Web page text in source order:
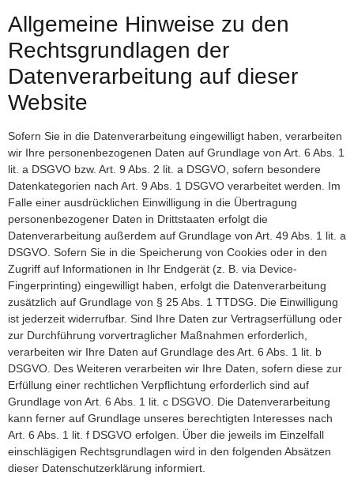
Allgemeine Hinweise zu den
Rechtsgrundlagen der
Datenverarbeitung auf dieser
Website
Sofern Sie in die Datenverarbeitung eingewilligt haben, verarbeiten
wir Ihre personenbezogenen Daten auf Grundlage von Art. 6 Abs. 1
lit. a DSGVO bzw. Art. 9 Abs. 2 lit. a DSGVO, sofern besondere
Datenkategorien nach Art. 9 Abs. 1 DSGVO verarbeitet werden. Im
Falle einer ausdrücklichen Einwilligung in die Übertragung
personenbezogener Daten in Drittstaaten erfolgt die
Datenverarbeitung außerdem auf Grundlage von Art. 49 Abs. 1 lit. a
DSGVO. Sofern Sie in die Speicherung von Cookies oder in den
Zugriff auf Informationen in Ihr Endgerät (z. B. via Device-
Fingerprinting) eingewilligt haben, erfolgt die Datenverarbeitung
zusätzlich auf Grundlage von § 25 Abs. 1 TTDSG. Die Einwilligung
ist jederzeit widerrufbar. Sind Ihre Daten zur Vertragserfüllung oder
zur Durchführung vorvertraglicher Maßnahmen erforderlich,
verarbeiten wir Ihre Daten auf Grundlage des Art. 6 Abs. 1 lit. b
DSGVO. Des Weiteren verarbeiten wir Ihre Daten, sofern diese zur
Erfüllung einer rechtlichen Verpflichtung erforderlich sind auf
Grundlage von Art. 6 Abs. 1 lit. c DSGVO. Die Datenverarbeitung
kann ferner auf Grundlage unseres berechtigten Interesses nach
Art. 6 Abs. 1 lit. f DSGVO erfolgen. Über die jeweils im Einzelfall
einschlägigen Rechtsgrundlagen wird in den folgenden Absätzen
dieser Datenschutzerklärung informiert.